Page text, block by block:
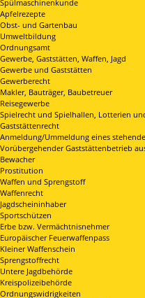
Spülmaschinenkunde
Apfelrezepte
Obst- und Gartenbau
Umweltbildung
Ordnungsamt
Gewerbe, Gaststätten, Waffen, Jagd
Gewerbe und Gaststätten
Gewerberecht
Makler, Bauträger, Baubetreuer
Reisegewerbe
Spielrecht und Spielhallen, Lotterien
Gaststättenrecht
Anmeldung/Ummeldung eines
Vorübergehender Gaststättenbetrieb
Bewacher
Prostitution
Waffen und Sprengstoff
Waffenrecht
Jagdscheininhaber
Sportschützen
Erbe bzw. Vermächtnisnehmer
Europäischer Feuerwaffenpass
Kleiner Waffenschein
Sprengstoffrecht
Untere Jagdbehörde
Kreispolizeibehörde
Ordnungswidrigkeiten